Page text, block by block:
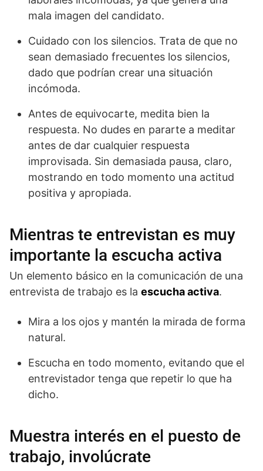
mala imagen del candidato.
Cuidado con los silencios. Trata de que no
sean demasiado frecuentes los silencios,
dado que podrían crear una situación
incómoda.
Antes de equivocarte, medita bien la
respuesta. No dudes en pararte a meditar
antes de dar cualquier respuesta
improvisada. Sin demasiada pausa, claro,
mostrando en todo momento una actitud
positiva y apropiada.
Mientras te entrevistan es muy
importante la escucha activa
Un elemento básico en la comunicación de una
entrevista de trabajo es la escucha activa.
Mira a los ojos y mantén la mirada de forma
natural.
Escucha en todo momento, evitando que el
entrevistador tenga que repetir lo que ha
dicho.
Muestra interés en el puesto de
trabajo, involúcrate